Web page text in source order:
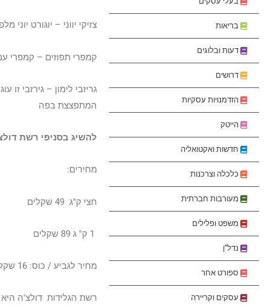
בריאות
דעות ובלוגים
דרושים
הזדמנויות עסקיות
הייטק
חדשות ואקטואליה
כלכלה וצרכנות
מעורבות חברתית
משפט ופלילים
נדל"ן
ספורט אחר
עסקים וקריירה
צזיקי יווני – יוגורט יוני
קמפרי תפוזים – קמפרי
גריזבי לימון – גירזבי
המתפצצת בפה
להשיג בסניפי רשת
מחירים:
חצי ק"ג 49 שקלים
מחיר לגביע / כוס: 16 שקלים 2 טעמי גלידה. 21 שקלים ( 3 טעמים) 25 שקלים ( 4 טעמים)